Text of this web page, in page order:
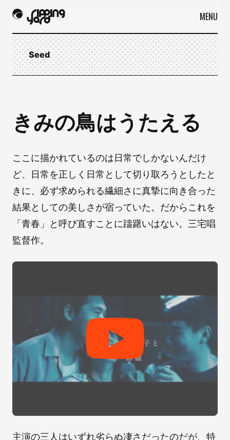
MENU
Seed
きみの鳥はうたえる
ここに描かれているのは日常でしかないんだけ
ど、日常を正しく日常として切り取ろうとしたと
きに、必ず求められる繊細さに真摯に向き合った
結果としての美しさが宿っていた。だからこれを
「青春」と呼び直すことに躊躇いはない。三宅唱
監督作。
主演の三人はいずれ劣らぬ凄さだったのだが、特